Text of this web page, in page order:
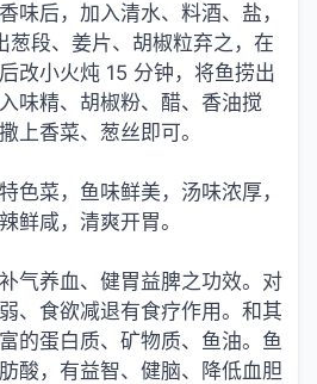
味后，加入清水、料酒、盐，
葱段、姜片、胡椒粒弃之，在
改小火炖 15 分钟，将鱼捞出
味精、胡椒粉、醋、香油搅
上香菜、葱丝即可。
色菜，鱼味鲜美，汤味浓厚，
鲜咸，清爽开胃。
气养血、健胃益脾之功效。对
、食欲减退有食疗作用。和其
的蛋白质、矿物质、鱼油。鱼
酸，有益智、健脑、降低血胆